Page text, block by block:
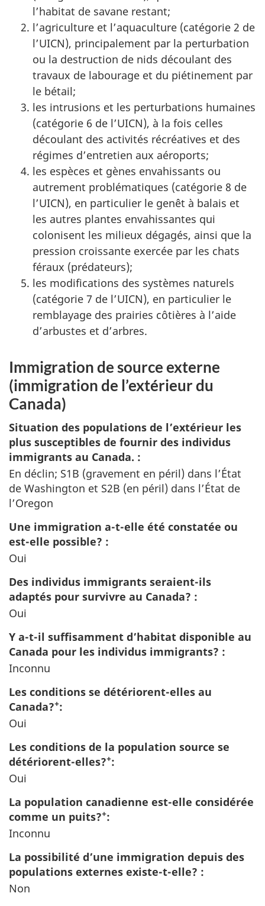
l’habitat de savane restant;
l’agriculture et l’aquaculture (catégorie 2 de
l’UICN), principalement par la perturbation
ou la destruction de nids découlant des
travaux de labourage et du piétinement par
le bétail;
les intrusions et les perturbations humaines
(catégorie 6 de l’UICN), à la fois celles
découlant des activités récréatives et des
régimes d’entretien aux aéroports;
les espèces et gènes envahissants ou
autrement problématiques (catégorie 8 de
l’UICN), en particulier le genêt à balais et
les autres plantes envahissantes qui
colonisent les milieux dégagés, ainsi que la
pression croissante exercée par les chats
féraux (prédateurs);
les modifications des systèmes naturels
(catégorie 7 de l’UICN), en particulier le
remblayage des prairies côtières à l’aide
d’arbustes et d’arbres.
Immigration de source externe
(immigration de l’extérieur du
Canada)
Situation des populations de l’extérieur les
plus susceptibles de fournir des individus
immigrants au Canada. :
En déclin; S1B (gravement en péril) dans l’État
de Washington et S2B (en péril) dans l’État de
l’Oregon
Une immigration a-t-elle été constatée ou
est-elle possible? :
Oui
Des individus immigrants seraient-ils
adaptés pour survivre au Canada? :
Oui
Y a-t-il suffisamment d’habitat disponible au
Canada pour les individus immigrants? :
Inconnu
Les conditions se détériorent-elles au
Canada?+:
Oui
Les conditions de la population source se
détériorent-elles?+:
Oui
La population canadienne est-elle considérée
comme un puits?+:
Inconnu
La possibilité d’une immigration depuis des
populations externes existe-t-elle? :
Non